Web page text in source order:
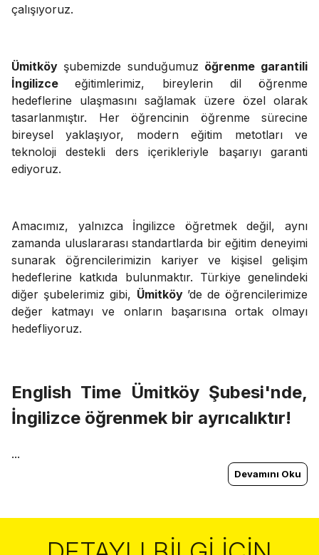
çalışıyoruz.
Ümitköy şubemizde sunduğumuz öğrenme garantili
İngilizceeğitimlerimiz, bireylerin dil öğrenme
hedeflerine ulaşmasını sağlamak üzere özel olarak
tasarlanmıştır. Her öğrencinin öğrenme sürecine
bireysel yaklaşıyor, modern eğitim metotları ve
teknoloji destekli ders içerikleriyle başarıyı garanti
ediyoruz.
Amacımız, yalnızca İngilizce öğretmek değil, aynı
zamanda uluslararası standartlarda bir eğitim deneyimi
sunarak öğrencilerimizin kariyer ve kişisel gelişim
hedeflerine katkıda bulunmaktır. Türkiye genelindeki
diğer şubelerimiz gibi, Ümitköy ’de de öğrencilerimize
değer katmayı ve onların başarısına ortak olmayı
hedefliyoruz.
English Time Ümitköy Şubesi'nde,
İngilizce öğrenmek bir ayrıcalıktır!
...
Devamını Oku